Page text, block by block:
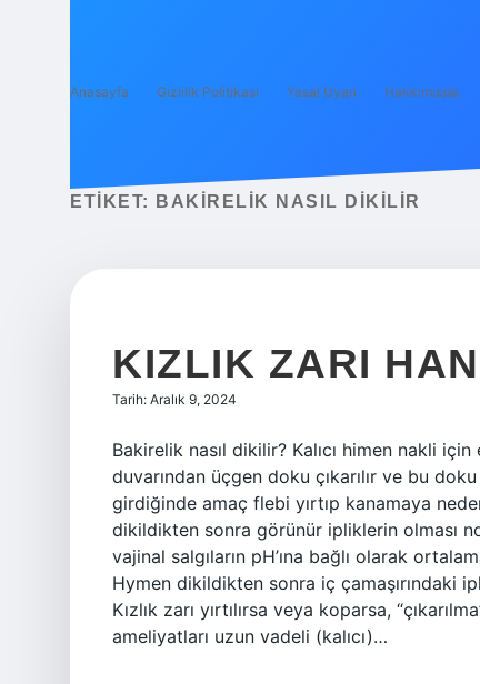
Anasayfa Gizlilik Politikası Yasal Uyarı Hakkımızda
ETIKET: BAKIRELIK NASIL DIKILIR
KIZLIK ZARI
Tarih: Aralık 9, 2024
Bakirelik nasıl dikilir? Kalıcı himen nakli
duvarından üçgen doku çıkarılır ve bu
girdiğinde amaç flebi yırtıp kanamaya
dikildikten sonra görünür ipliklerin olması
vajinal salgıların pH’ına bağlı olarak
Hymen dikildikten sonra iç çamaşırındaki
Kızlık zarı yırtılırsa veya koparsa,
ameliyatları uzun vadeli (kalıcı)…